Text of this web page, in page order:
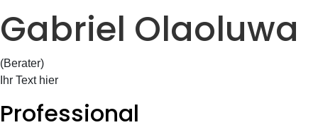
Gabriel Olaoluwa
(Berater)
Ihr Text hier
Professional